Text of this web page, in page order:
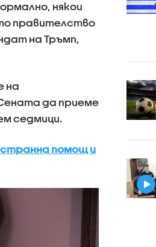
някои
правителство
на Тръмп,
на
да приеме
седмици.
помощ и